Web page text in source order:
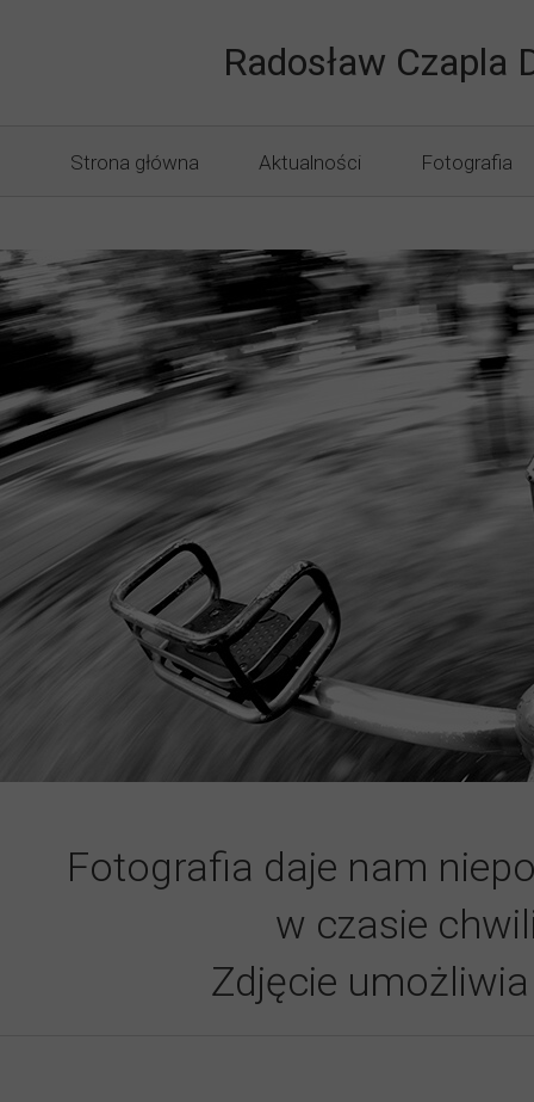
Radosław
Strona główna Aktualności Fotografia
Punkt
Fotografia daje nam
w czasie
Zdjęcie